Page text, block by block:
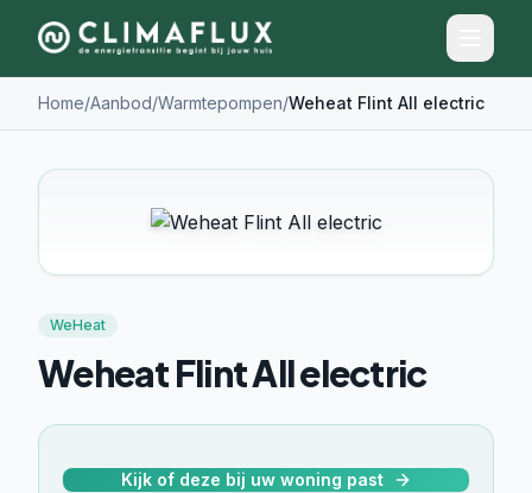
Home/Aanbod/Warmtepompen/Weheat Flint All electric
WeHeat
Weheat Flint All electric
Kijk of deze bij uw woning past